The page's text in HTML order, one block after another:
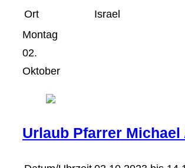
Ort
Israel
Montag
02.
Oktober
Urlaub Pfarrer Michael